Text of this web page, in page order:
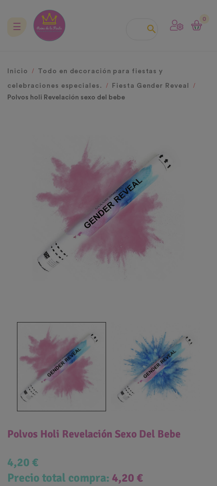

0
Navegación
☰
Inicio Todo en decoración para fiestas y
celebraciones especiales.
Fiesta Gender Reveal
Polvos holi Revelación sexo del bebe
Polvos Holi Revelación Sexo Del Bebe
4,20 €
Precio total compra: 4,20 €